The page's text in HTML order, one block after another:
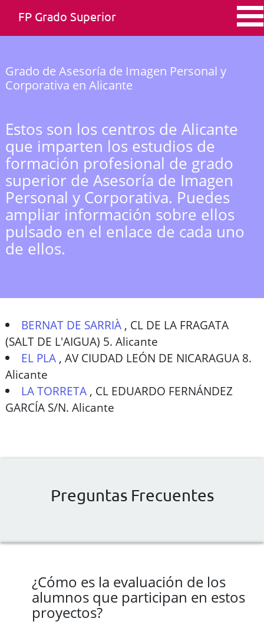
FP Grado Superior
Grado de Asesoría de Imagen Personal y
Corporativa en Alicante
Estos son los centros de Alicante
que imparten los estudios de
formación profesional de grado
superior de Asesoría de Imagen
Personal y Corporativa. Puedes
ampliar información sobre ellos
pulsado en el enlace de cada uno
de ellos.
BERNAT DE SARRIÀ , CL DE LA FRAGATA
(SALT DE L'AIGUA) 5. Alicante
EL PLA ,AV CIUDAD LEÓN DE NICARAGUA 8.
Alicante
LA TORRETA , CL EDUARDO FERNÁNDEZ
GARCÍA S/N. Alicante
Preguntas Frecuentes
¿Cómo es la evaluación de los
alumnos que participan en estos
proyectos?